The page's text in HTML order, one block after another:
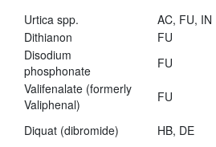
Urtica spp.
AC, FU, IN
Dithianon
FU
Disodium
phosphonate
FU
Valifenalate (formerly
Valiphenal)
FU
Diquat (dibromide) HB, DE